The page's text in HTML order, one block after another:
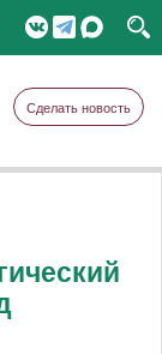
Сделать новость